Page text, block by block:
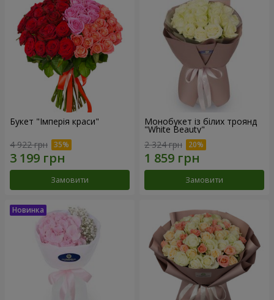
Букет "Імперія краси"
4 922 грн
Замовити
Монобукет із білих троянд
"White Beauty"
2 324 грн
Замовити